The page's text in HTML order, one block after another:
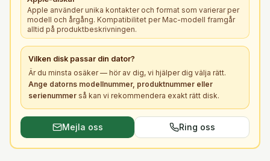
Apple använder unika kontakter och format som varierar per
modell och årgång. Kompatibilitet per Mac-modell framgår
alltid på produktbeskrivningen.
Vilken disk passar din dator?
Är du minsta osäker — hör av dig, vi hjälper dig välja rätt.
Ange datorns modellnummer, produktnummer eller
serienummer så kan vi rekommendera exakt rätt disk.
Mejla oss Ring oss